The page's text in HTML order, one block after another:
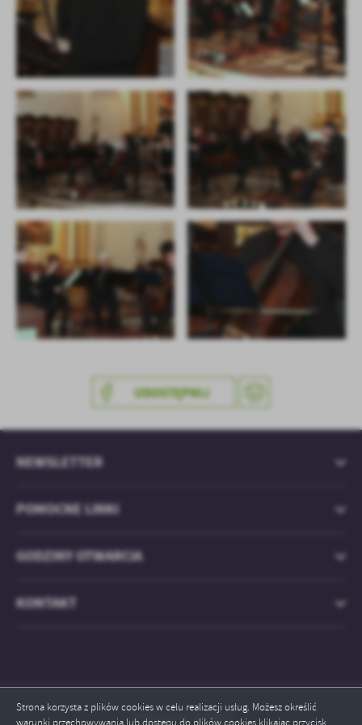
Strona korzysta z plików cookies w celu realizacji usług. Możesz określić
warunki przechowywania lub dostępu do plików cookies klikając przycisk
UDOSTĘPNIJ
POMOCNE LINKI
NEWSLETTER
GODZINY OTWARCIA
KONTAKT
Odwiedzin: 829500